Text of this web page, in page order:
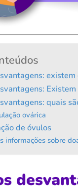
existem
quais
ovárica
de óvulos
informações sobre